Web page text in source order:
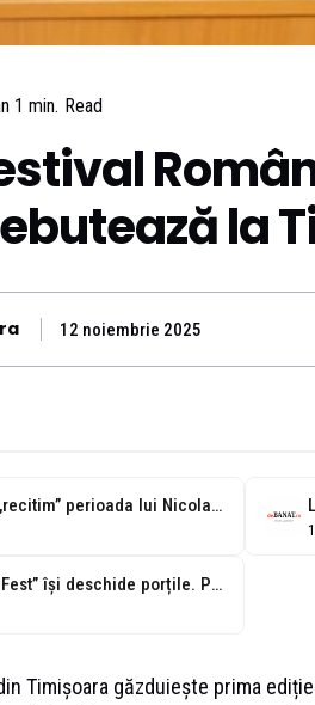
1 min. Read
la
12 noiembrie 2025
De ce trebuie să „recitim” perioada lui Nicolae Ceaușescu? A început primul...
„Timișoara Ideas Fest” își deschide porțile. Patru zile de conferințe și dezbateri
Timișoara găzduiește prima